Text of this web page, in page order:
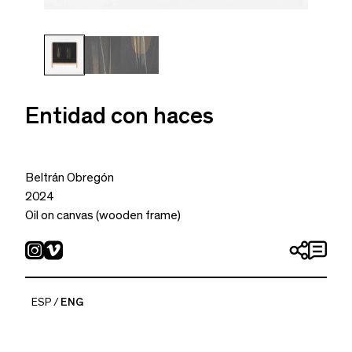
Entidad con haces
Beltrán Obregón
2024
Oil on canvas (wooden frame)
ESP ENG